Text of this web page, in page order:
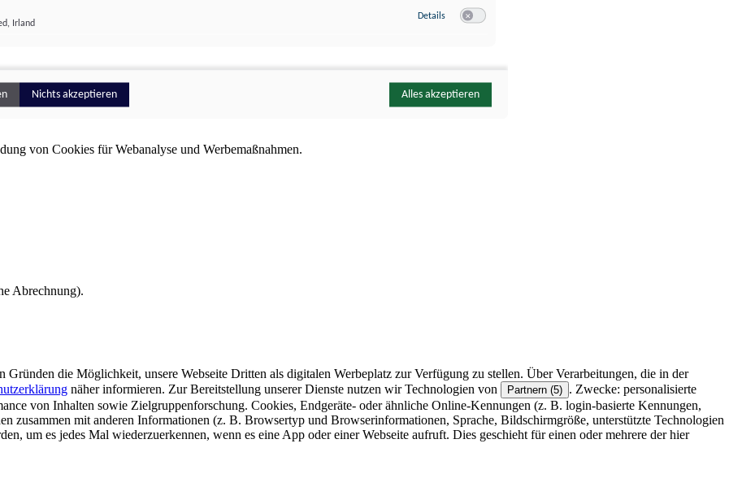
von Cookies für Webanalyse und Werbemaßnahmen.
Abrechnung).
die Möglichkeit, unsere Webseite Dritten als digitalen Werbeplatz zur Verfügung zu stellen. Über Verarbeitungen, die in der
näher informieren. Zur Bereitstellung unserer Dienste nutzen wir Technologien von Partnern (5) . Zwecke: personalisierte
von Inhalten sowie Zielgruppenforschung. Cookies, Endgeräte- oder ähnliche Online-Kennungen (z. B. login-basierte Kennungen,
zusammen mit anderen Informationen (z. B. Browsertyp und Browserinformationen, Sprache, Bildschirmgröße, unterstützte Technologien
um es jedes Mal wiederzuerkennen, wenn es eine App oder einer Webseite aufruft. Dies geschieht für einen oder mehrere der hier
Irland
Details zu YouTube
Nichts akzeptieren Alles akzeptieren